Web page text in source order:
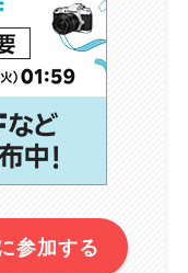
参加する